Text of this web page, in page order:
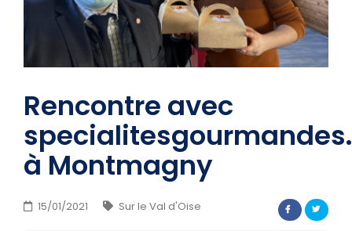
SUR LE VAL D'OISE
À L'ASSEMBLÉE NATIONALE
CONTACT
Rencontre avec
à Montmagny
15/01/2021 Sur le Val d'Oise